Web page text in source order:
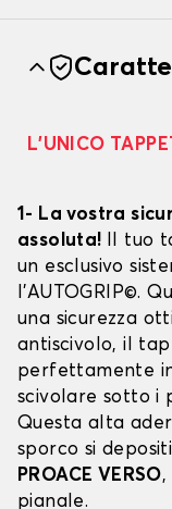
L’UNICO
1- La vostra
assoluta! Il tuo
un esclusivo
l’AUTOGRIP©.
una sicurezza
antiscivolo, il
perfettamente in
scivolare sotto i
Questa alta
sporco si
PROACE VERSO,
pianale.